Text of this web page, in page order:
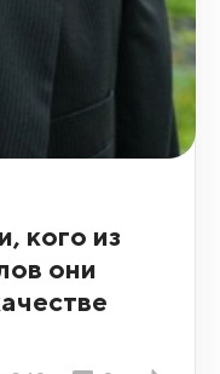
кого из
они